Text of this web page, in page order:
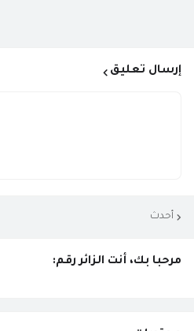
إرسال تعليق
أحدث
مرحبا بك، أنت الزائر رقم: